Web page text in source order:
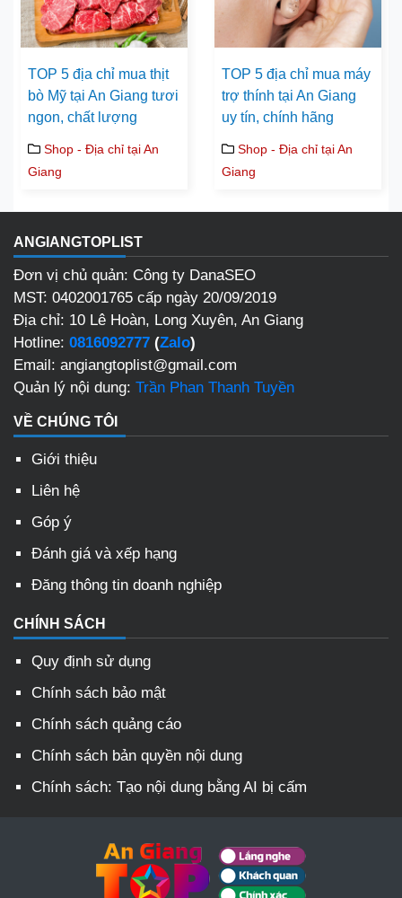
TOP 5 địa chỉ mua thịt
bò Mỹ tại An Giang tươi
ngon, chất lượng
Shop - Địa chỉ tại An
Giang
TOP 5 địa chỉ mua máy
trợ thính tại An Giang
uy tín, chính hãng
Shop - Địa chỉ tại An
Giang
ANGIANGTOPLIST
Đơn vị chủ quản: Công ty DanaSEO
MST: 0402001765 cấp ngày 20/09/2019
Địa chỉ: 10 Lê Hoàn, Long Xuyên, An Giang
Hotline: 0816092777 (Zalo)
Email: angiangtoplist@gmail.com
Quản lý nội dung: Trần Phan Thanh Tuyền
VỀ CHÚNG TÔI
Giới thiệu
Liên hệ
Góp ý
Đánh giá và xếp hạng
Đăng thông tin doanh nghiệp
CHÍNH SÁCH
Quy định sử dụng
Chính sách bảo mật
Chính sách quảng cáo
Chính sách bản quyền nội dung
Chính sách: Tạo nội dung bằng AI bị cấm